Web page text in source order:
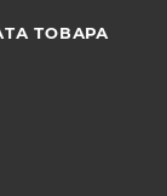
ТОВАРА